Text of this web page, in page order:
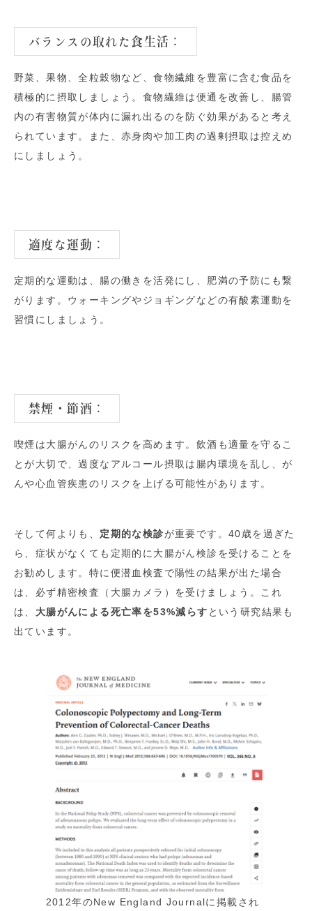
バランスの取れた食生活 ：
野菜、果物、全粒穀物など、食物繊維を豊富に含む食品を
積極的に摂取しましょう。食物繊維は便通を改善し、腸管
内の有害物質が体内に漏れ出るのを防ぐ効果があると考え
られています。また、赤身肉や加工肉の過剰摂取は控えめ
にしましょう。
適度な運動 ：
定期的な運動は、腸の働きを活発にし、肥満の予防にも繋
がります。ウォーキングやジョギングなどの有酸素運動を
習慣にしましょう。
禁煙・節酒 ：
喫煙は大腸がんのリスクを高めます。飲酒も適量を守るこ
とが大切で、過度なアルコール摂取は腸内環境を乱し、が
んや心血管疾患のリスクを上げる可能性があります。
そして何よりも、 定期的な検診が重要です。40歳を過ぎた
ら、症状がなくても定期的に大腸がん検診を受けることを
お勧めします。特に便潜血検査で陽性の結果が出た場合
は、必ず精密検査（大腸カメラ）を受けましょう。これ
は、 大腸がんによる死亡率を53%減らす という研究結果も
出ています。
2012年のNew England Journalに掲載され